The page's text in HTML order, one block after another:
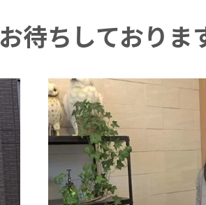
お待ちしておりま